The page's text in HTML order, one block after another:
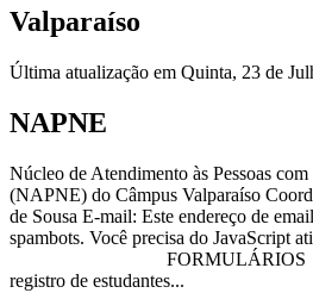
Valparaíso
Última atualização em Quinta, 23 de
NAPNE
Núcleo de Atendimento às Pessoas
(NAPNE) do Câmpus Valparaíso
de Sousa E-mail: Este endereço de
spambots. Você precisa do
FORMULÁRIOS Anexo
registro de estudantes...